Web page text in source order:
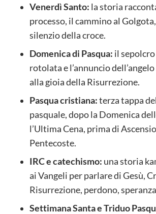
Venerdì Santo: la storia
processo, il cammino al
silenzio della croce.
Domenica di Pasqua: il
rotolata e l’annuncio
alla gioia della Risurrezione.
Pasqua cristiana:terza tappa
pasquale, dopo la Domenica
l’Ultima Cena, prima di
Pentecoste.
IRC e catechismo: una storia
ai Vangeli per parlare di Gesù,
Risurrezione, perdono,
Settimana Santa e Triduo